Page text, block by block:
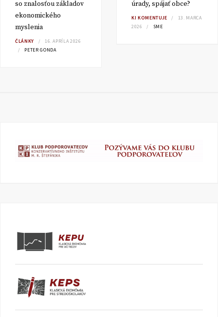
so znalosťou základov
ekonomického
myslenia
ČLÁNKY
16. APRÍLA 2026
PETER GONDA
úrady, spájať obce?
KI KOMENTUJE
13. MARCA
2026
SME